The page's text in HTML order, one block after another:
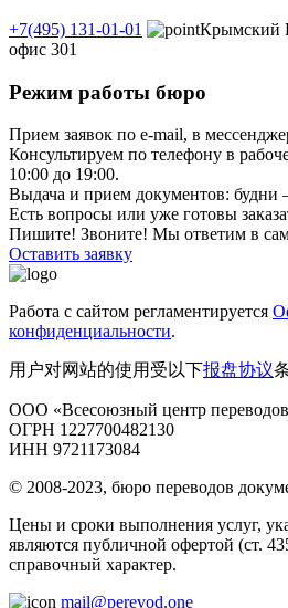
+7(495) 131-01-01
Крымский
офис 301
Режим работы бюро
Прием заявок по e-mail, в
Консультируем по телефону в
10:00 до 19:00.
Выдача и прием документов: будни
Есть вопросы или уже готовы
Пишите! Звоните! Мы ответим в
Оставить заявку
Работа с сайтом регламентируется
конфиденциальности.
用户对网站的使用受以下报盘协议
ООО «Всесоюзный центр
ОГРН 1227700482130
ИНН 9721173084
© 2008-2023, бюро переводов
Цены и сроки выполнения услуг,
являются публичной офертой (ст.
справочный характер.
mail@perevod.one